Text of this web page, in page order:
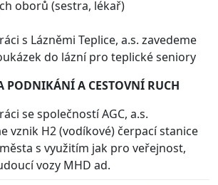
oborů (sestra, lékař)
s Lázněmi Teplice, a.s. zavedeme
do lázní pro teplické seniory
PODNIKÁNÍ A CESTOVNÍ RUCH
se společností AGC, a.s.
vznik H2 (vodíkové) čerpací stanice
s využitím jak pro veřejnost,
vozy MHD ad.